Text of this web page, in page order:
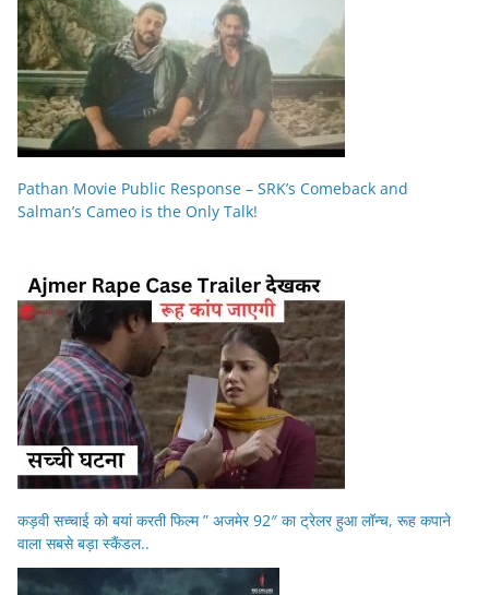
Pathan Movie Public Response – SRK’s Comeback and
Salman’s Cameo is the Only Talk!
कड़वी सच्चाई को बयां करती फिल्म ” अजमेर 92″ का ट्रेलर हुआ लॉन्च, रूह कपाने
वाला सबसे बड़ा स्कैंडल..